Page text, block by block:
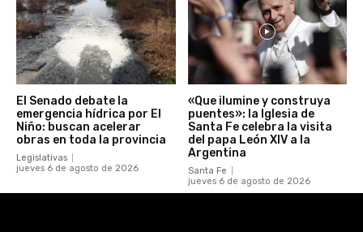
El Senado debate la
emergencia hídrica por El
Niño: buscan acelerar
obras en toda la provincia
Legislativas
jueves 6 de agosto de 2026
«Que ilumine y construya
puentes»: la Iglesia de
Santa Fe celebra la visita
del papa León XIV a la
Argentina
Santa Fe
jueves 6 de agosto de 2026